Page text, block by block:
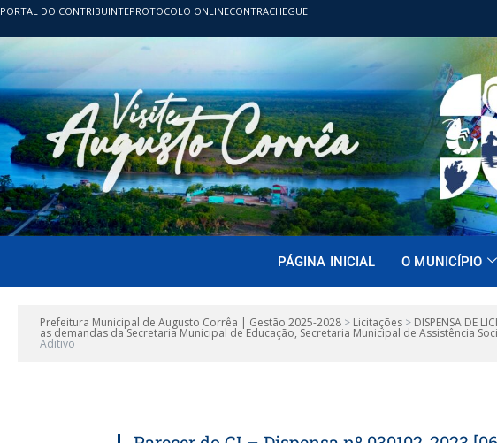
PORTAL DO CONTRIBUINTEPROTOCOLO ONLINECONTRACHEGUE
PÁGINA INICIAL O MUNICÍPIO
Prefeitura Municipal de Augusto Corrêa | Gestão 2025-2028 > Licitações > DISPENSA DE
as demandas da Secretaria Municipal de Educação, Secretaria Municipal de Assistência
Aditivo